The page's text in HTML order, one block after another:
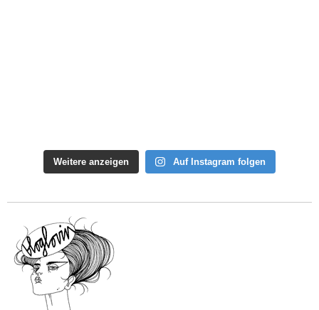
Weitere anzeigen Auf Instagram folgen